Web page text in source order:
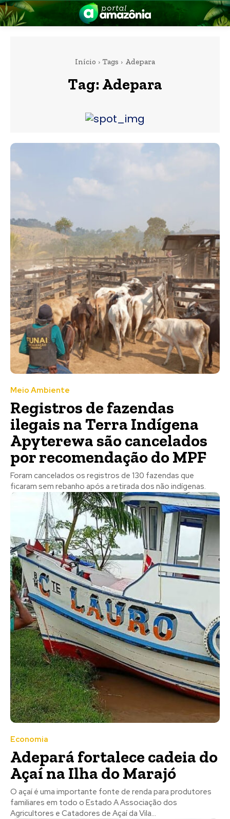
Início Tags Adepara
Tag: Adepara
Meio Ambiente
Registros de fazendas
ilegais na Terra Indígena
Apyterewa são cancelados
por recomendação do MPF
Foram cancelados os registros de 130 fazendas que
ficaram sem rebanho após a retirada dos não indígenas.
Economia
Adepará fortalece cadeia do
Açaí na Ilha do Marajó
O açaí é uma importante fonte de renda para produtores
familiares em todo o Estado A Associação dos
Agricultores e Catadores de Açaí da Vila...